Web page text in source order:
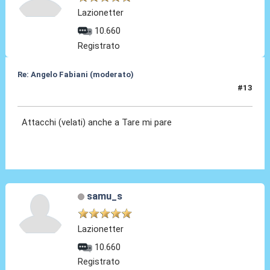
Lazionetter
10.660
Registrato
Re: Angelo Fabiani (moderato)
#13
Attacchi (velati) anche a Tare mi pare
samu_s
Lazionetter
10.660
Registrato